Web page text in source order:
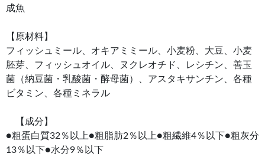
成魚
【原材料】
フィッシュミール、オキアミミール、小麦粉、大豆、小麦
胚芽、フィッシュオイル、ヌクレオチド、レシチン、善玉
菌（納豆菌・乳酸菌・酵母菌）、アスタキサンチン、各種
ビタミン、各種ミネラル
【成分】
●粗蛋白質32％以上●粗脂肪2％以上●粗繊維4％以下●粗灰分
13％以下●水分9％以下